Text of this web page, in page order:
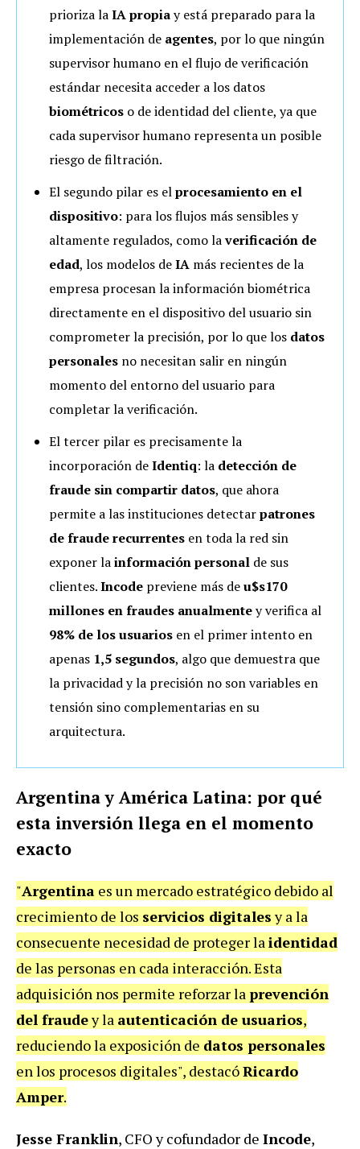
prioriza laIA propiay está preparado para la
implementación de agentes, por lo que ningún
supervisor humano en el flujo de verificación
estándar necesita acceder a los datos
biométricos o de identidad del cliente, ya que
cada supervisor humano representa un posible
riesgo de filtración.
El segundo pilar es elprocesamiento en el
dispositivo: para los flujos más sensibles y
altamente regulados, como laverificación de
edad, los modelos deIA más recientes de la
empresa procesan la información biométrica
directamente en el dispositivo del usuario sin
comprometer la precisión, por lo que los datos
personales no necesitan salir en ningún
momento del entorno del usuario para
completar la verificación.
El tercer pilar es precisamente la
incorporación deIdentiq: la detección de
fraude sin compartir datos, que ahora
permite a las instituciones detectarpatrones
de fraude recurrentes en toda la red sin
exponer lainformación personal de sus
clientes.Incode previene más deu$s170
millones en fraudes anualmentey verifica al
98% de los usuarios en el primer intento en
apenas 1,5 segundos, algo que demuestra que
la privacidad y la precisión no son variables en
tensión sino complementarias en su
arquitectura.
Argentina y América Latina: por qué
esta inversión llega en el momento
exacto
"Argentina es un mercado estratégico debido al
crecimiento de los servicios digitalesy a la
consecuente necesidad de proteger laidentidad
de las personas en cada interacción. Esta
adquisición nos permite reforzar laprevención
del fraudey la autenticación de usuarios,
reduciendo la exposición de datos personales
en los procesos digitales", destacóRicardo
Amper.
Jesse Franklin, CFO y cofundador de Incode,